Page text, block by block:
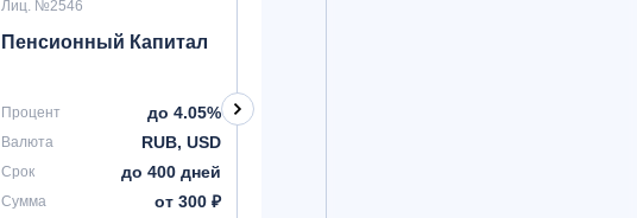
Лиц. №2546
Пенсионный Капитал
Процент до 4.05%
Валюта RUB, USD
Срок до 400 дней
Сумма от 300 ₽